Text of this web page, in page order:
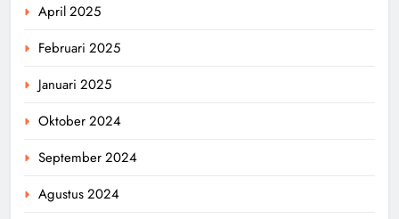
April 2025
Februari 2025
Januari 2025
Oktober 2024
September 2024
Agustus 2024